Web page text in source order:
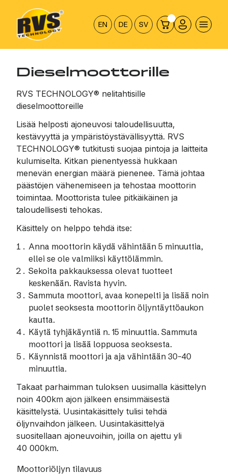
sisältöön
EN DE SV
Diesel­moottorille
RVS TECHNOLOGY® nelitahtisille
dieselmoottoreille
Lisää helposti ajoneuvosi taloudellisuutta,
kestävyyttä ja ympäristöystävällisyyttä. RVS
TECHNOLOGY® tutkitusti suojaa pintoja ja laitteita
kulumiselta. Kitkan pienentyessä hukkaan
menevän energian määrä pienenee. Tämä johtaa
päästöjen vähenemiseen ja tehostaa moottorin
toimintaa. Moottorista tulee pitkäikäinen ja
taloudellisesti tehokas.
Käsittely on helppo tehdä itse:
Anna moottorin käydä vähintään 5 minuuttia,
ellei se ole valmiiksi käyttölämmin.
Sekoita pakkauksessa olevat tuotteet
keskenään. Ravista hyvin.
Sammuta moottori, avaa konepelti ja lisää noin
puolet seoksesta moottorin öljyntäyttöaukon
kautta.
Käytä tyhjäkäyntiä n. 15 minuuttia. Sammuta
moottori ja lisää loppuosa seoksesta.
Käynnistä moottori ja aja vähintään 30–40
minuuttia.
Takaat parhaimman tuloksen uusimalla käsittelyn
noin 400km ajon jälkeen ensimmäisestä
käsittelystä. Uusintakäsittely tulisi tehdä
öljynvaihdon jälkeen. Uusintakäsittelyä
suositellaan ajoneuvoihin, joilla on ajettu yli
40 000km.
Moottoriöljyn tilavuus